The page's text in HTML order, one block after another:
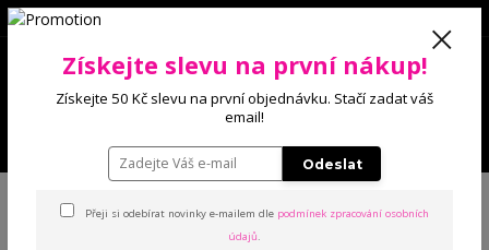
0 Kč
Získejte slevu na první nákup!
Získejte 50 Kč slevu na první objednávku. Stačí zadat váš
email!
Odeslat
Přeji si odebírat novinky e-mailem dle podmínek zpracování osobních
údajů.